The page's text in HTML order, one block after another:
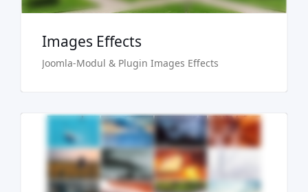
Images Effects
Joomla-Modul & Plugin Images Effects
Demo